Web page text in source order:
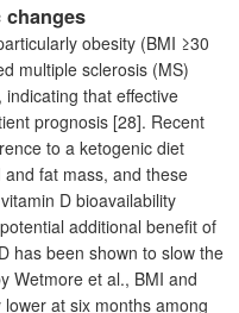
obesity (BMI ≥30
multiple sclerosis (MS)
that effective
prognosis [28]. Recent
to a ketogenic diet
fat mass, and these
D bioavailability
additional benefit of
has been shown to slow the
Wetmore et al., BMI and
at six months among